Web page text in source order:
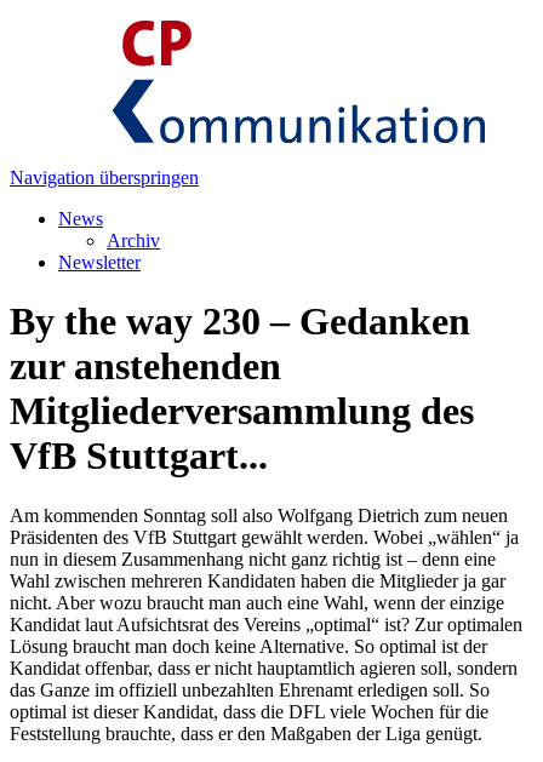
Navigation überspringen
News
Archiv
Newsletter
By the way 230 – Gedanken
zur anstehenden
Mitgliederversammlung des
VfB Stuttgart...
Am kommenden Sonntag soll also Wolfgang Dietrich zum neuen
Präsidenten des VfB Stuttgart gewählt werden. Wobei „wählen“ ja
nun in diesem Zusammenhang nicht ganz richtig ist – denn eine
Wahl zwischen mehreren Kandidaten haben die Mitglieder ja gar
nicht. Aber wozu braucht man auch eine Wahl, wenn der einzige
Kandidat laut Aufsichtsrat des Vereins „optimal“ ist? Zur optimalen
Lösung braucht man doch keine Alternative. So optimal ist der
Kandidat offenbar, dass er nicht hauptamtlich agieren soll, sondern
das Ganze im offiziell unbezahlten Ehrenamt erledigen soll. So
optimal ist dieser Kandidat, dass die DFL viele Wochen für die
Feststellung brauchte, dass er den Maßgaben der Liga genügt.